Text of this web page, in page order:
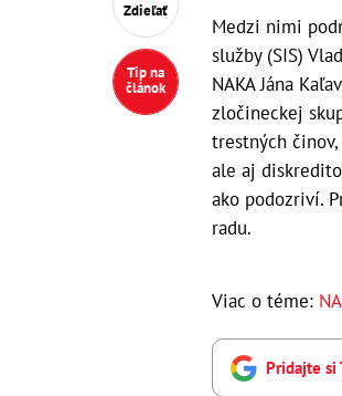
Zdieľať
Tip na
článok
Medzi nimi
služby (SIS)
NAKA Jána
zločineckej
trestných
ale aj
ako podozriví.
radu.
Viac o téme:
Pridajte si